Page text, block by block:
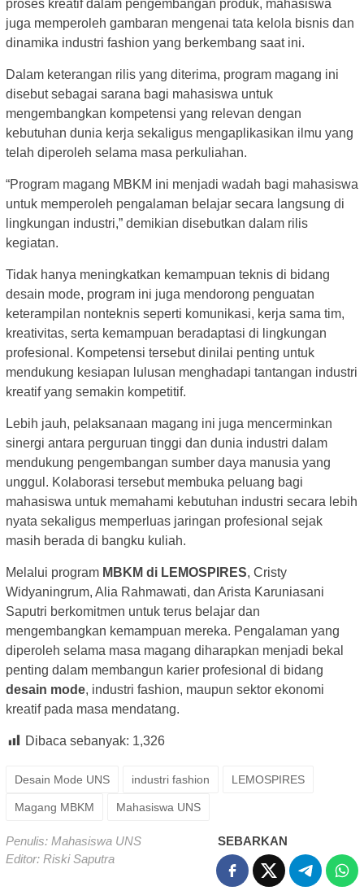
proses kreatif dalam pengembangan produk, mahasiswa
juga memperoleh gambaran mengenai tata kelola bisnis dan
dinamika industri fashion yang berkembang saat ini.
Dalam keterangan rilis yang diterima, program magang ini
disebut sebagai sarana bagi mahasiswa untuk
mengembangkan kompetensi yang relevan dengan
kebutuhan dunia kerja sekaligus mengaplikasikan ilmu yang
telah diperoleh selama masa perkuliahan.
“Program magang MBKM ini menjadi wadah bagi mahasiswa
untuk memperoleh pengalaman belajar secara langsung di
lingkungan industri,” demikian disebutkan dalam rilis
kegiatan.
Tidak hanya meningkatkan kemampuan teknis di bidang
desain mode, program ini juga mendorong penguatan
keterampilan nonteknis seperti komunikasi, kerja sama tim,
kreativitas, serta kemampuan beradaptasi di lingkungan
profesional. Kompetensi tersebut dinilai penting untuk
mendukung kesiapan lulusan menghadapi tantangan industri
kreatif yang semakin kompetitif.
Lebih jauh, pelaksanaan magang ini juga mencerminkan
sinergi antara perguruan tinggi dan dunia industri dalam
mendukung pengembangan sumber daya manusia yang
unggul. Kolaborasi tersebut membuka peluang bagi
mahasiswa untuk memahami kebutuhan industri secara lebih
nyata sekaligus memperluas jaringan profesional sejak
masih berada di bangku kuliah.
Melalui program MBKM di LEMOSPIRES, Cristy
Widyaningrum, Alia Rahmawati, dan Arista Karuniasani
Saputri berkomitmen untuk terus belajar dan
mengembangkan kemampuan mereka. Pengalaman yang
diperoleh selama masa magang diharapkan menjadi bekal
penting dalam membangun karier profesional di bidang
desain mode, industri fashion, maupun sektor ekonomi
kreatif pada masa mendatang.
Dibaca sebanyak: 1,326
Desain Mode UNS industri fashion LEMOSPIRES
Magang MBKM Mahasiswa UNS
Penulis: Mahasiswa UNS
Editor: Riski Saputra
SEBARKAN